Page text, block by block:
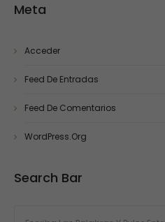
Meta
Acceder
Feed De Entradas
Feed De Comentarios
WordPress.org
Search Bar